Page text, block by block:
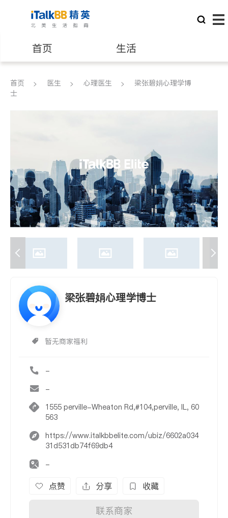
首页 生活
医生 律师
养老 非盈利组织
首页 医生 心理医生
梁张碧娟心理学博
士
梁张碧娟心理学博士
暂无商家福利
-
-
1555 perville-Wheaton Rd,#104,perville, IL, 60
563
https://www.italkbbelite.com/ubiz/6602a034
31d531db74f69db4
-
点赞 分享 收藏
联系商家